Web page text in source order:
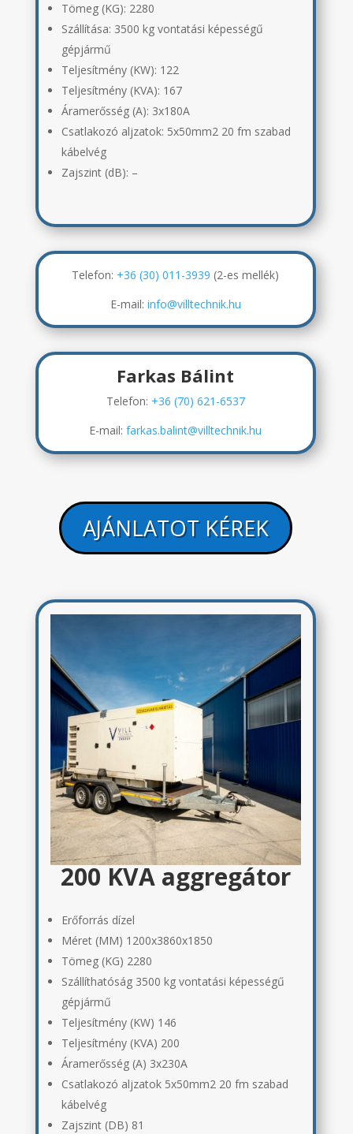
Tömeg (KG): 2280
Szállítása: 3500 kg vontatási képességű
gépjármű
Teljesítmény (KW): 122
Teljesítmény (KVA): 167
Áramerősség (A): 3x180A
Csatlakozó aljzatok: 5x50mm2 20 fm szabad
kábelvég
Zajszint (dB): –
Telefon: +36 (30) 011-3939 (2-es mellék)
E-mail: info@villtechnik.hu
Farkas Bálint
Telefon: +36 (70) 621-6537
E-mail: farkas.balint@villtechnik.hu
AJÁNLATOT KÉREK
200 KVA aggregátor
Erőforrás dízel
Méret (MM) 1200x3860x1850
Tömeg (KG) 2280
Szállíthatóság 3500 kg vontatási képességű
gépjármű
Teljesítmény (KW) 146
Teljesítmény (KVA) 200
Áramerősség (A) 3x230A
Csatlakozó aljzatok 5x50mm2 20 fm szabad
kábelvég
Zajszint (DB) 81